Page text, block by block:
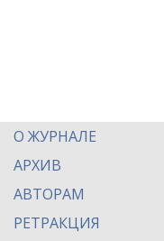
О ЖУРНАЛЕ
АРХИВ
АВТОРАМ
РЕТРАКЦИЯ